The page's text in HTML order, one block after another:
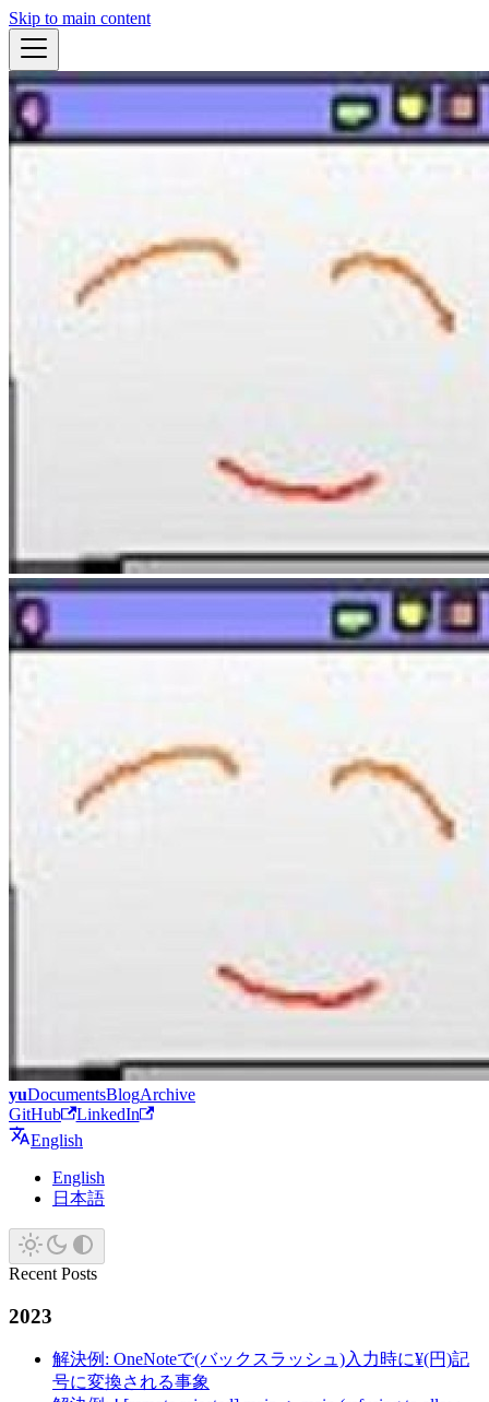
Skip to main content
yuDocumentsBlogArchive
GitHub
LinkedIn
English
English
日本語
Recent Posts
2023
解決例: OneNoteで(バックスラッシュ)入力時に¥(円)記
号に変換される事象